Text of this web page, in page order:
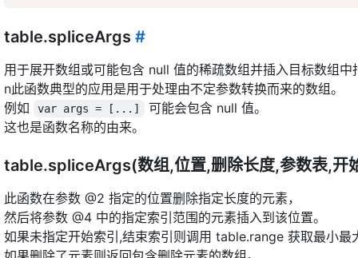
table.spliceArgs #
用于展开数组或可能包含 null 值的稀疏数组并插入目标数组中
n此函数典型的应用是用于处理由不定参数转换而来的数组。
例如
var args = [...]
可能会包含 null 值。
这也是函数名称的由来。
table.spliceArgs(数组,位置,删除长度,参数表,开
此函数在参数 @2 指定的位置删除指定长度的元素，
然后将参数 @4 中的指定索引范围的元素插入到该位置。
如果未指定开始索引,结束索引则调用 table.range 获取最小最